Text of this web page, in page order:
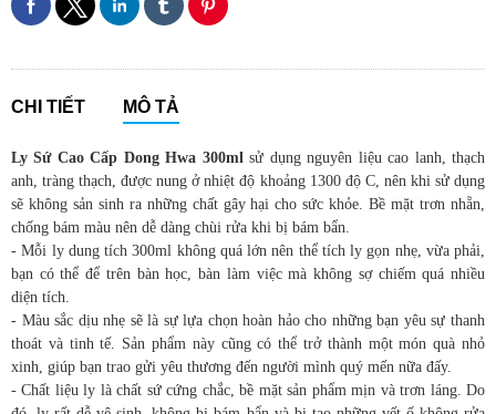
CHI TIẾT MÔ TẢ
Ly Sứ Cao Cấp Dong Hwa 300mlsử dụng nguyên liệu cao lanh, thạch
anh, tràng thạch, được nung ở nhiệt độ khoảng 1300 độ C, nên khi sử dụng
sẽ không sản sinh ra những chất gây hại cho sức khỏe. Bề mặt trơn nhẵn,
chống bám màu nên dễ dàng chùi rửa khi bị bám bẩn.
- Mỗi ly dung tích 300ml không quá lớn nên thể tích ly gọn nhẹ, vừa phải,
bạn có thể để trên bàn học, bàn làm việc mà không sợ chiếm quá nhiều
diện tích.
- Màu sắc dịu nhẹ sẽ là sự lựa chọn hoàn hảo cho những bạn yêu sự thanh
thoát và tinh tế. Sản phẩm này cũng có thể trở thành một món quà nhỏ
xinh, giúp bạn trao gửi yêu thương đến người mình quý mến nữa đấy.
- Chất liệu ly là chất sứ cứng chắc, bề mặt sản phẩm mịn và trơn láng. Do